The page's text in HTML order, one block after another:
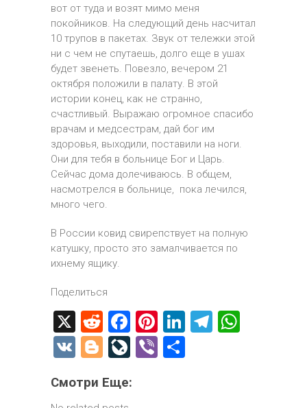
вот от туда и возят мимо меня
покойников. На следующий день насчитал
10 трупов в пакетах. Звук от тележки этой
ни с чем не спутаешь, долго еще в ушах
будет звенеть. Повезло, вечером 21
октября положили в палату. В этой
истории конец, как не странно,
счастливый. Выражаю огромное спасибо
врачам и медсестрам, дай бог им
здоровья, выходили, поставили на ноги.
Они для тебя в больнице Бог и Царь.
Сейчас дома долечиваюсь. В общем,
насмотрелся в больнице, пока лечился,
много чего.
В России ковид свирепствует на полную
катушку, просто это замалчивается по
ихнему ящику.
Поделиться
X
R
e
d
di
F
a
ce
b
Pi
nt
er
Li
T
V
Bl
g
Li
J
Vi
Смотри Еще: